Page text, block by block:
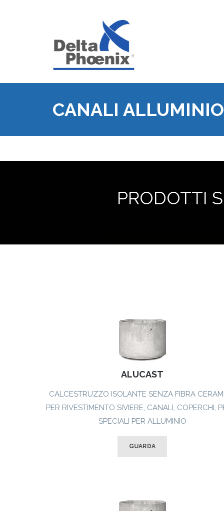
CANALI ALLUMINIO
PRODOTTI
ALUCAST
CALCESTRUZZO ISOLANTE SENZA FIBRA
PER RIVESTIMENTO SIVIERE, CANALI, COPERCHI,
SPECIALI PER ALLUMINIO
GUARDA